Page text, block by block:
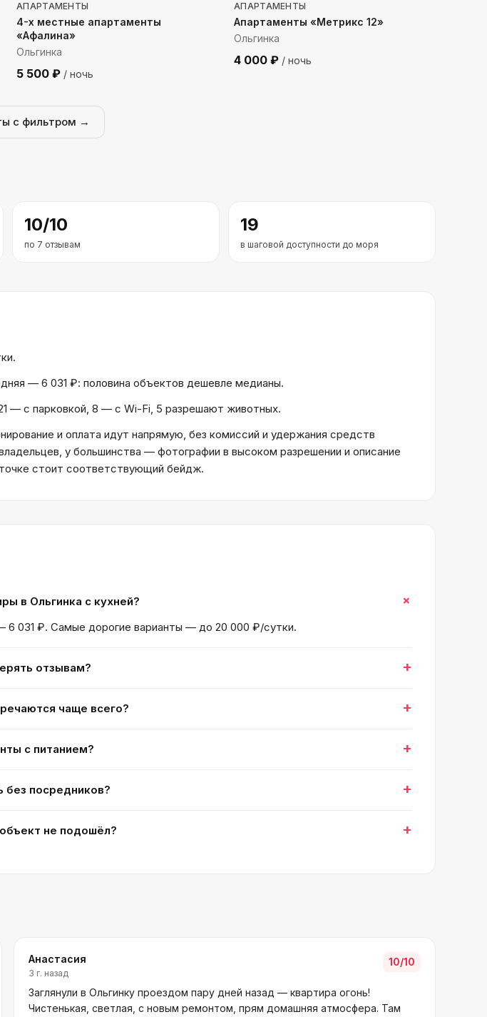
АПАРТАМЕНТЫ
4-х местные апартаменты
«Афалина»
Ольгинка
5 500 ₽ / ночь
АПАРТАМЕНТЫ
Апартаменты «Метрикс 12»
Ольгинка
4 000 ₽ / ночь
с фильтром →
10/10
по 7 отзывам
19
в шаговой доступности до моря
— 6 031 ₽: половина объектов дешевле медианы.
— с парковкой, 8 — с Wi-Fi, 5 разрешают животных.
и оплата идут напрямую, без комиссий и удержания средств
у большинства — фотографии в высоком разрешении и описание
стоит соответствующий бейдж.
в Ольгинка с кухней? +
031 ₽. Самые дорогие варианты — до 20 000 ₽/сутки.
отзывам? +
чаще всего? +
с питанием? +
без посредников? +
не подошёл? +
Анастасия
3 г. назад
10/10
Заглянули в Ольгинку проездом пару дней назад — квартира огонь!
Чистенькая, светлая, с новым ремонтом, прям домашняя атмосфера. Там